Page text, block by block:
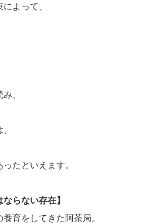
よって、
、
たといえます。
らない存在】
育をしてきた阿茶局。